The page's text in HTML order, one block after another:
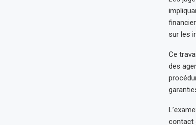
sur les
Ce
des
contact